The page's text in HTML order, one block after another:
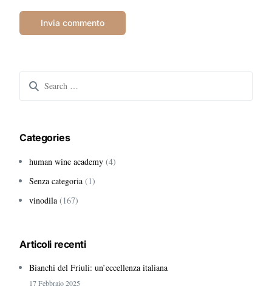
Search
Categories
human wine academy (4)
Senza categoria (1)
vinodila (167)
Articoli recenti
Bianchi del Friuli: un’eccellenza italiana
17 Febbraio 2025